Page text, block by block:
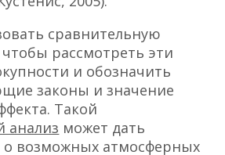
сравнительную
рассмотреть эти
и обозначить
законы и значение
Такой
анализ может дать
о возможных атмосферных